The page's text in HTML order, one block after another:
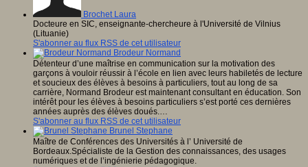
Brochet Laura
Docteure en SIC, enseignante-chercheure à l'Université de Vilnius
(Lituanie)
S'abonner au flux RSS de cet utilisateur
Brodeur Normand
Détenteur d’une maîtrise en communication sur la motivation des
garçons à vouloir réussir à l’école en lien avec leurs habiletés de lecture
et soucieux des élèves à besoins à particuliers, tout au long de sa
carrière, Normand Brodeur est maintenant consultant en éducation. Son
intérêt pour les élèves à besoins particuliers s’est porté ces dernières
années auprès des élèves doués.…
S'abonner au flux RSS de cet utilisateur
Brunel Stephane
Maître de Conférences des Universités à l’ Université de
Bordeaux.Spécialiste de la Gestion des connaissances, des usages
numériques et de l’ingénierie pédagogique.